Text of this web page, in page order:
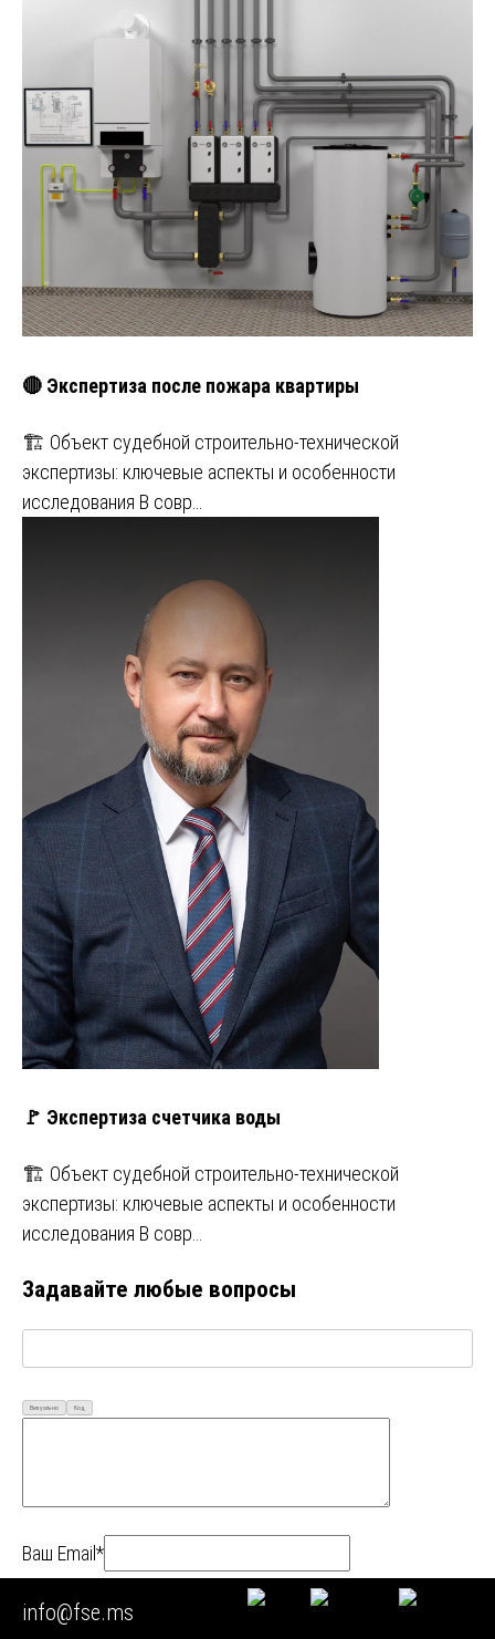
🔴 Экспертиза после пожара квартиры
🏗️ Объект судебной строительно-технической
экспертизы: ключевые аспекты и особенности
исследования В совр…
🚩 Экспертиза счетчика воды
🏗️ Объект судебной строительно-технической
экспертизы: ключевые аспекты и особенности
исследования В совр…
Задавайте любые вопросы
Визуально Код
Ваш Email*
Ваше имя*
info@fse.ms